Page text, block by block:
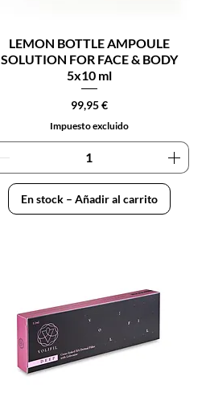
LEMON BOTTLE AMPOULE
SOLUTION FOR FACE & BODY
5x10 ml
Precio
99,95 €
Impuesto excluido
En stock – Añadir al carrito